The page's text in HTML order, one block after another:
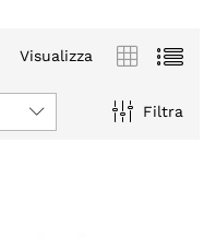
Visualizza
Filtra